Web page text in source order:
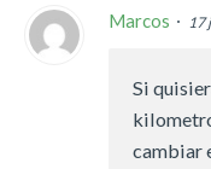
Marcos 17
Si
cambiar